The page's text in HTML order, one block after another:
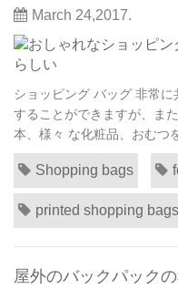
March 24,2017.
ショッピング バッグ 非常
することができますが、ま
本、様々 な化粧品、おむつ
れらの袋は実際に彼らの の
なされます。 たとえば女性
ショッピング バッグ彼女と
携帯電話と財布を含む多くの
Shopping bags
printed shopping bags
屋外のバックパック